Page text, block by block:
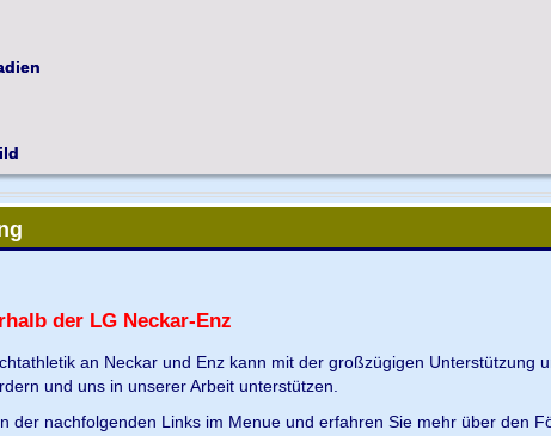
der LG Neckar-Enz
an Neckar und Enz kann mit der großzügigen Unterstützung
und uns in unserer Arbeit unterstützen.
der nachfolgenden Links im Menue und erfahren Sie mehr über den